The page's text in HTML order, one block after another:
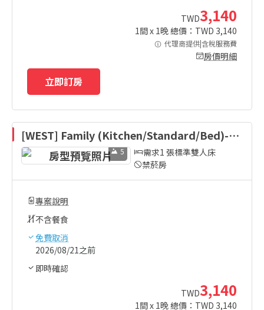
TWD3,140
1間 x 1晚 總價：TWD 3,140
代理商提供|含稅服務費
房價明細
立即訂房
[WEST] Family (Kitchen/Standard/Bed)-Be
d Type Randomly Assigned
5
需求1 張標準雙人床
禁菸房
專案說明
不含餐食
免費取消
2026/08/21之前
即時確認
TWD3,140
1間 x 1晚 總價：TWD 3,140